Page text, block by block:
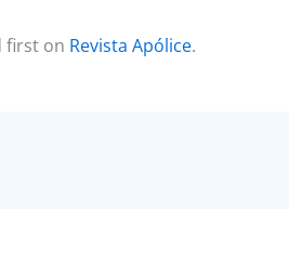
first on Revista Apólice.